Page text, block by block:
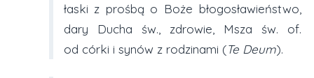
łaski z prośbą o Boże błogosławieństwo,
dary Ducha św., zdrowie, Msza św. of.
od córki i synów z rodzinami (Te Deum).